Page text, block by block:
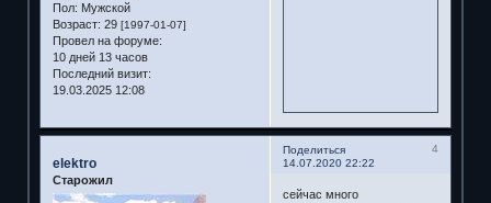
Пол: Мужской
Возраст: 29 [1997-01-07]
Провел на форуме:
10 дней 13 часов
Последний визит:
19.03.2025 12:08
Поделиться
4
14.07.2020 22:22
elektro
Старожил
сейчас много